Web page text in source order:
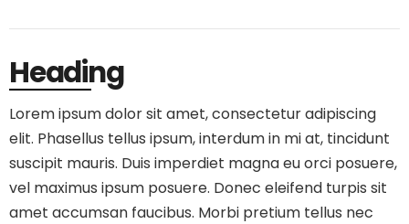
Heading
Lorem ipsum dolor sit amet, consectetur adipiscing
elit. Phasellus tellus ipsum, interdum in mi at, tincidunt
suscipit mauris. Duis imperdiet magna eu orci posuere,
vel maximus ipsum posuere. Donec eleifend turpis sit
amet accumsan faucibus. Morbi pretium tellus nec